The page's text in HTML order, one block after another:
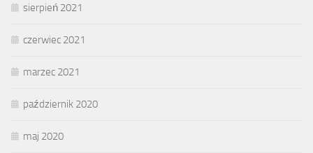
sierpień 2021
czerwiec 2021
marzec 2021
październik 2020
maj 2020